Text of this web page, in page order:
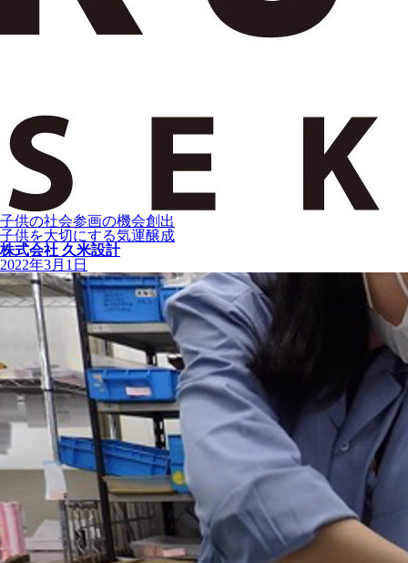
子供の社会参画の機会創出
子供を大切にする気運醸成
株式会社 久米設計
2022年3月1日